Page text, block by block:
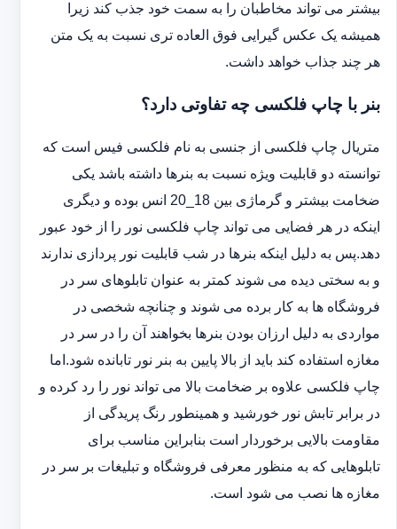
بیشتر می تواند مخاطبان را به سمت خود جذب کند زیرا
همیشه یک عکس گیرایی فوق العاده تری نسبت به یک متن
هر چند جذاب خواهد داشت.
بنر با چاپ فلکسی چه تفاوتی دارد؟
متریال چاپ فلکسی از جنسی به نام فلکسی فیس است که
توانسته دو قابلیت ویژه نسبت به بنرها داشته باشد یکی
ضخامت بیشتر و گرماژی بین 18_20 انس بوده و دیگری
اینکه در هر فضایی می تواند چاپ فلکسی نور را از خود عبور
دهد.پس به دلیل اینکه بنرها در شب قابلیت نور پردازی ندارند
و به سختی دیده می شوند کمتر به عنوان تابلوهای سر در
فروشگاه ها به کار برده می شوند و چنانچه شخصی در
مواردی به دلیل ارزان بودن بنرها بخواهند آن را در سر در
مغازه استفاده کند باید از بالا پایین به بنر نور تابانده شود.اما
چاپ فلکسی علاوه بر ضخامت بالا می تواند نور را رد کرده و
در برابر تابش نور خورشید و همینطور رنگ پریدگی از
مقاومت بالایی برخوردار است بنابراین مناسب برای
تابلوهایی که به منظور معرفی فروشگاه و تبلیغات بر سر در
مغازه ها نصب می شود است.